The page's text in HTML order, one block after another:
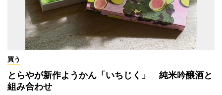
買う
とらやが新作ようかん「いちじく」 純米吟醸酒と
組み合わせ